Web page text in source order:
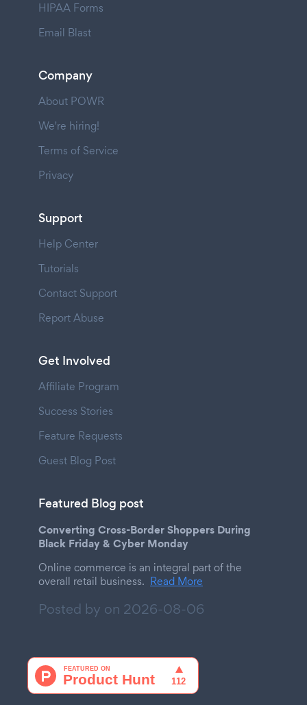
HIPAA Forms
Email Blast
Company
About POWR
We're hiring!
Terms of Service
Privacy
Support
Help Center
Tutorials
Contact Support
Report Abuse
Get Involved
Affiliate Program
Success Stories
Feature Requests
Guest Blog Post
Featured Blog post
Converting Cross-Border Shoppers During
Black Friday & Cyber Monday
Online commerce is an integral part of the
overall retail business. Read More
Posted by on 2026-08-06